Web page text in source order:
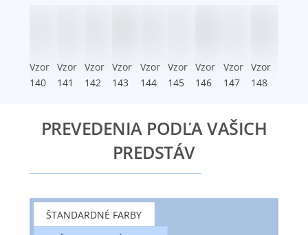
Vzor
140
Vzor
141
Vzor
142
Vzor
143
Vzor
144
Vzor
145
Vzor
146
Vzor
147
Vzor
148
PREVEDENIA PODĽA VAŠICH
PREDSTÁV
ŠTANDARDNÉ FARBY